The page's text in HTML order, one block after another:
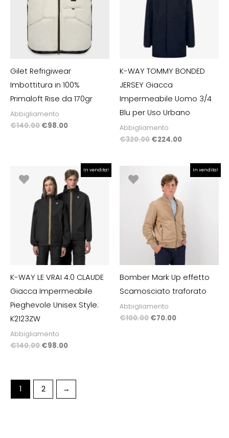
Gilet Refrigiwear
Imbottitura in 100%
Primaloft Rise da 170gr
Abbigliamento
€140.00 €98.00
K-WAY TOMMY BONDED
JERSEY Giacca
Impermeabile Uomo 3/4
Blu per Uso Urbano
Abbigliamento
€320.00 €224.00
In vendita!
K-WAY LE VRAI 4.0 CLAUDE
Giacca Impermeabile
Pieghevole Unisex Style:
K2123ZW
Abbigliamento
€140.00
prezzo
originale
era:
€140.00.
€98.00
Il
prezzo
attuale
è:
€98.00.
In vendita!
Bomber Mark Up effetto
Scamosciato traforato
Abbigliamento
€100.00
prezzo
originale
era:
€100.00.
€70.00
prezzo
attuale
€70.00.
1 2 →